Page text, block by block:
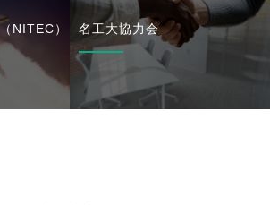
NITEC） 名工大協力会